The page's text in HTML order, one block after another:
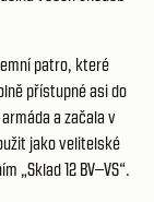
patro, které
přístupné asi do
a začala v
jako velitelské
„Sklad 12 BV–VS“.